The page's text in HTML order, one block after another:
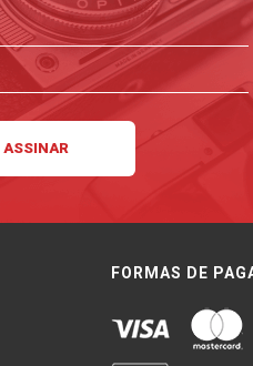
FORMAS DE